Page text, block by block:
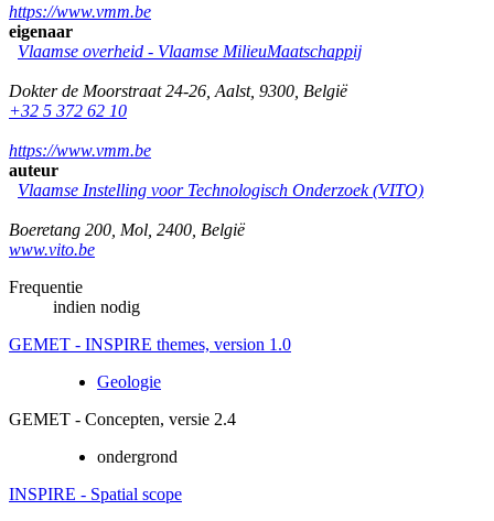
https://www.vmm.be
eigenaar
Vlaamse overheid - Vlaamse MilieuMaatschappij
Dokter de Moorstraat 24-26 Aalst, 9300 België
+32 5 372 62 10
https://www.vmm.be
auteur
Vlaamse Instelling voor Technologisch Onderzoek (VITO)
Boeretang 200 Mol 2400 België
www.vito.be
Frequentie
indien nodig
GEMET - INSPIRE themes, version 1.0
Geologie
GEMET - Concepten, versie 2.4
ondergrond
INSPIRE - Spatial scope